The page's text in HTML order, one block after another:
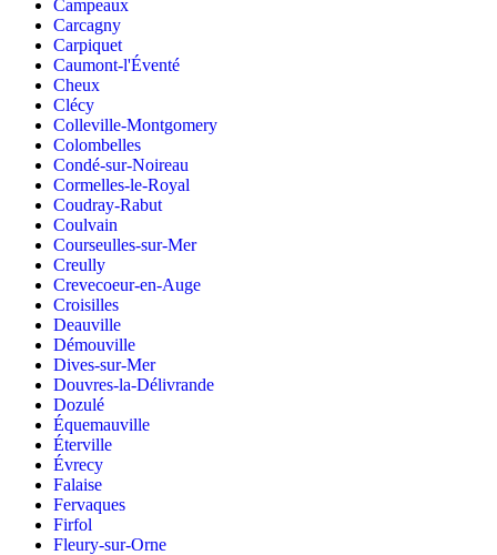
Campeaux
Carcagny
Carpiquet
Caumont-l'Éventé
Cheux
Clécy
Colleville-Montgomery
Colombelles
Condé-sur-Noireau
Cormelles-le-Royal
Coudray-Rabut
Coulvain
Courseulles-sur-Mer
Creully
Crevecoeur-en-Auge
Croisilles
Deauville
Démouville
Dives-sur-Mer
Douvres-la-Délivrande
Dozulé
Équemauville
Éterville
Évrecy
Falaise
Fervaques
Firfol
Fleury-sur-Orne